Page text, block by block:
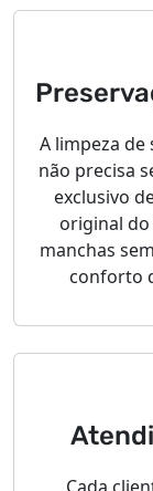
A limpeza de
não precisa
exclusivo
original do
manchas
conforto